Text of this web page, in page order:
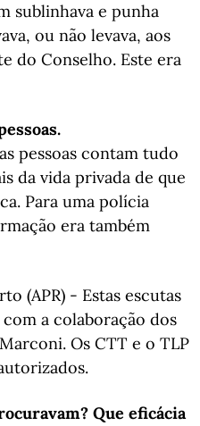
sublinhava e punha
ou não levava, aos
do Conselho. Este era
pessoas contam tudo
da vida privada de que
Para uma polícia
era também
(APR) - Estas escutas
a colaboração dos
Os CTT e o TLP
Que eficácia